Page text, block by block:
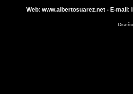
Web: www.albertosuarez.net - E-mail: